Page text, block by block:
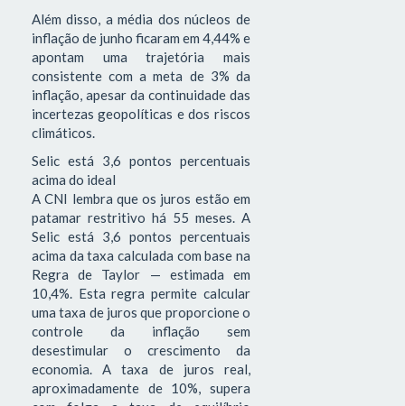
Além disso, a média dos núcleos de
inflação de junho ficaram em 4,44% e
apontam uma trajetória mais
consistente com a meta de 3% da
inflação, apesar da continuidade das
incertezas geopolíticas e dos riscos
climáticos.
Selic está 3,6 pontos percentuais
acima do ideal
A CNI lembra que os juros estão em
patamar restritivo há 55 meses. A
Selic está 3,6 pontos percentuais
acima da taxa calculada com base na
Regra de Taylor — estimada em
10,4%. Esta regra permite calcular
uma taxa de juros que proporcione o
controle da inflação sem
desestimular o crescimento da
economia. A taxa de juros real,
aproximadamente de 10%, supera